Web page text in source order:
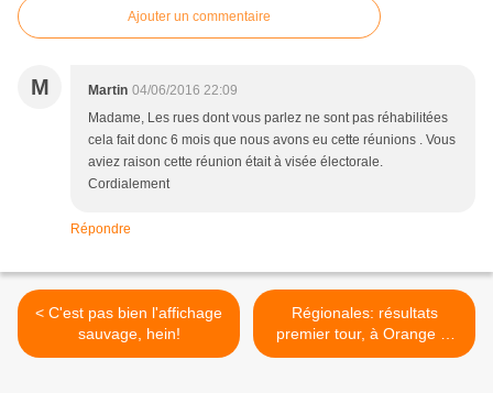
Ajouter un commentaire
M Martin 04/06/2016 22:09
Madame, Les rues dont vous parlez ne sont pas réhabilitées
cela fait donc 6 mois que nous avons eu cette réunions . Vous
aviez raison cette réunion était à visée électorale.
Cordialement
Répondre
< C'est pas bien l'affichage
sauvage, hein!
Régionales: résultats
premier tour, à Orange et
en PACA. >